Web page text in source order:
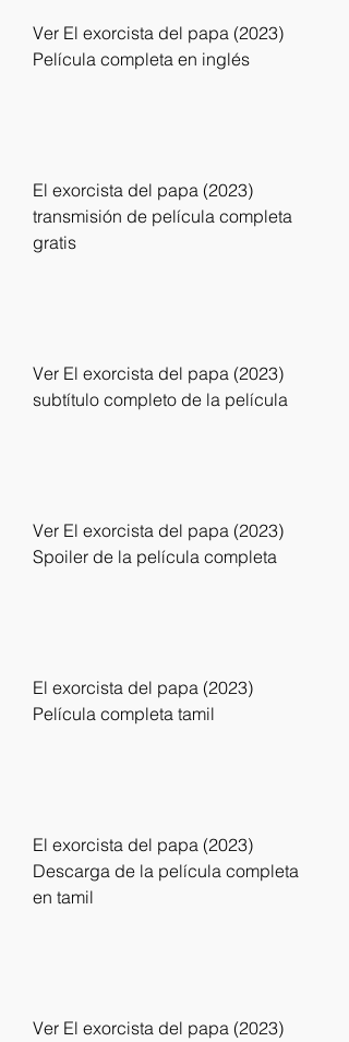
Ver El exorcista del papa (2023)
Película completa en inglés
El exorcista del papa (2023)
transmisión de película completa
gratis
Ver El exorcista del papa (2023)
subtítulo completo de la película
Ver El exorcista del papa (2023)
Spoiler de la película completa
El exorcista del papa (2023)
Película completa tamil
El exorcista del papa (2023)
Descarga de la película completa
en tamil
Ver El exorcista del papa (2023)